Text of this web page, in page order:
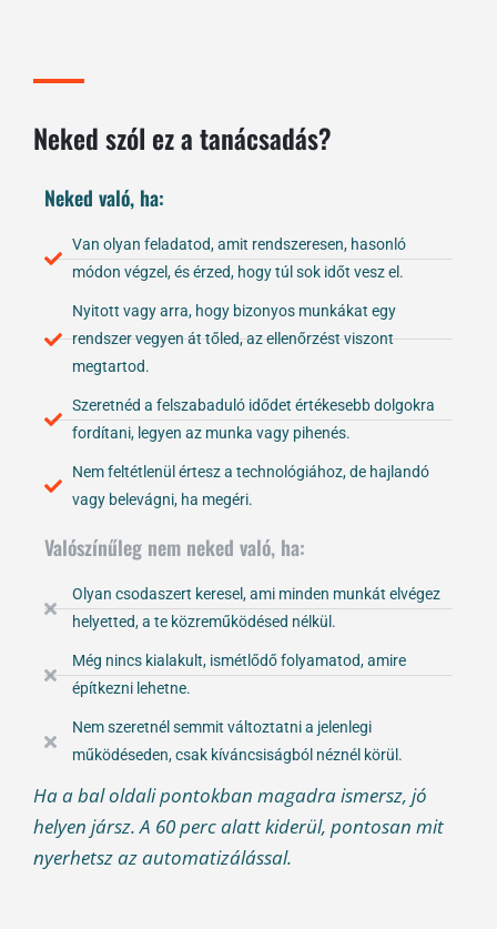
Neked szól ez a tanácsadás?
Neked való, ha:
Van olyan feladatod, amit rendszeresen, hasonló
módon végzel, és érzed, hogy túl sok időt vesz el.
Nyitott vagy arra, hogy bizonyos munkákat egy
rendszer vegyen át tőled, az ellenőrzést viszont
megtartod.
Szeretnéd a felszabaduló idődet értékesebb dolgokra
fordítani, legyen az munka vagy pihenés.
Nem feltétlenül értesz a technológiához, de hajlandó
vagy belevágni, ha megéri.
Valószínűleg nem neked való, ha:
Olyan csodaszert keresel, ami minden munkát elvégez
helyetted, a te közreműködésed nélkül.
Még nincs kialakult, ismétlődő folyamatod, amire
építkezni lehetne.
Nem szeretnél semmit változtatni a jelenlegi
működéseden, csak kíváncsiságból néznél körül.
Ha a bal oldali pontokban magadra ismersz, jó
helyen jársz. A 60 perc alatt kiderül, pontosan mit
nyerhetsz az automatizálással.